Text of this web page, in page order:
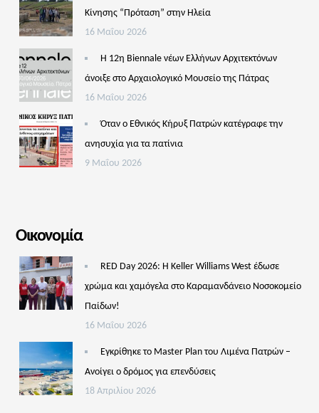
Κίνησης “Πρόταση” στην Ηλεία
16 Μαΐου 2026
Η 12η Biennale νέων Ελλήνων Αρχιτεκτόνων
άνοιξε στο Αρχαιολογικό Μουσείο της Πάτρας
16 Μαΐου 2026
Όταν ο Εθνικός Κήρυξ Πατρών κατέγραφε την
ανησυχία για τα πατίνια
9 Μαΐου 2026
Οικονομία
RED Day 2026: Η Keller Williams West έδωσε
χρώμα και χαμόγελα στο Καραμανδάνειο Νοσοκομείο
Παίδων!
16 Μαΐου 2026
Εγκρίθηκε το Master Plan του Λιμένα Πατρών –
Aνοίγει ο δρόμος για επενδύσεις
18 Απριλίου 2026